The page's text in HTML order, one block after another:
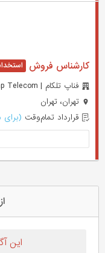
کارشناس فروش
فناپ تلکام | Fanap Telecom
تهران، تهران
قرارداد تمام‌وقت
این